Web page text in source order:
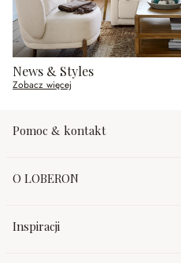
News & Styles
Zobacz więcej
Pomoc & kontakt
O LOBERON
Inspiracji